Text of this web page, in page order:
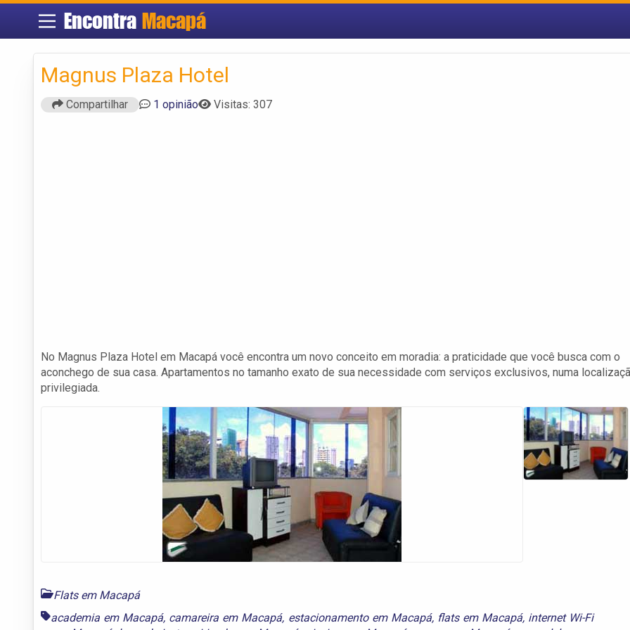
Encontra Macapá
Magnus Plaza Hotel
Compartilhar 1 opinião Visitas: 307
No Magnus Plaza Hotel em Macapá você encontra um novo conceito em moradia: a praticidade que você busca com o
aconchego de sua casa. Apartamentos no tamanho exato de sua necessidade com serviços exclusivos, numa
privilegiada.
Flats em Macapá
academia em Macapá, camareira em Macapá, estacionamento em Macapá, flats em Macapá, internet Wi-Fi